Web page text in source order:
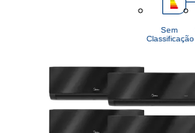
Sem
Classificação